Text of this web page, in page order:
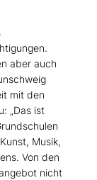
aber auch
mit den
„Das ist
Musik,
Von den
nicht